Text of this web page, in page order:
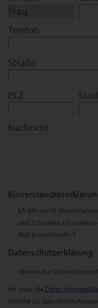
Telefon
Straße
PLZ
Nachricht
Ich bin damit
und Schneider
Mail kontaktieren. *
Datenschutzerklärung
Hinweis zur
Ich habe die
stimme zu, dass meine